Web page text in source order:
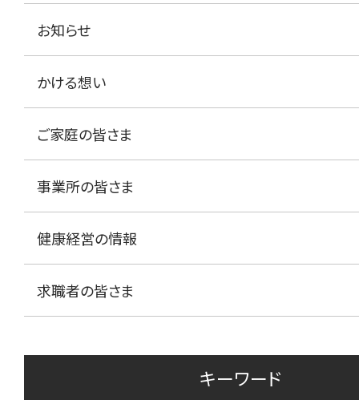
お知らせ
かける想い
ご家庭の皆さま
事業所の皆さま
健康経営の情報
求職者の皆さま
キーワード